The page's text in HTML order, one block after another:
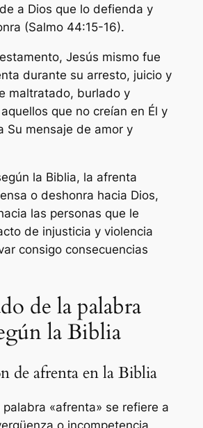
a Dios que lo defienda y
(Salmo 44:15-16).
Jesús mismo fue
durante su arresto, juicio y
maltratado, burlado y
que no creían en Él y
Su mensaje de amor y
la Biblia, la afrenta
o deshonra hacia Dios,
las personas que le
de injusticia y violencia
consigo consecuencias
de la palabra
la Biblia
de afrenta en la Biblia
palabra «afrenta» se refiere a